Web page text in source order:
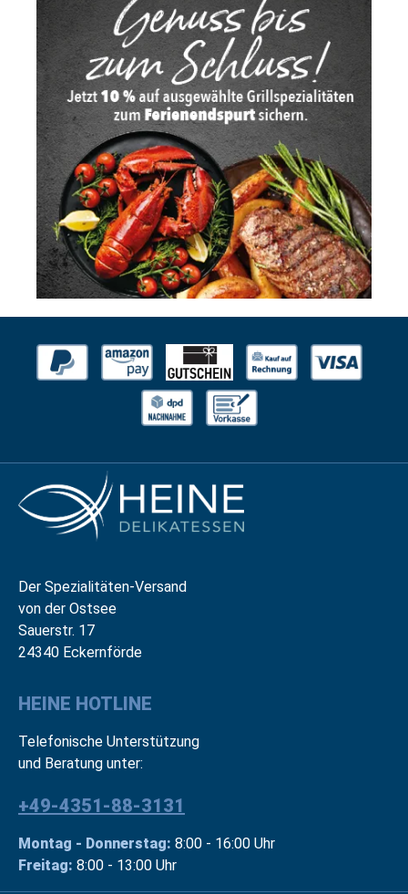
Der Spezialitäten-Versand
von der Ostsee
Sauerstr. 17
24340 Eckernförde
HEINE HOTLINE
Telefonische Unterstützung
und Beratung unter:
+49-4351-88-3131
Montag - Donnerstag: 8:00 - 16:00 Uhr
Freitag: 8:00 - 13:00 Uhr